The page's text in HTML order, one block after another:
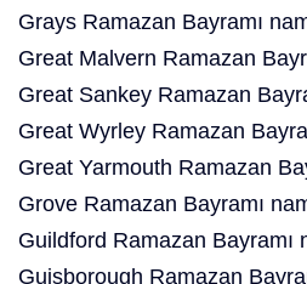
Grays Ramazan Bayramı
Great Malvern Ramazan
Great Sankey Ramazan
Great Wyrley Ramazan
Great Yarmouth Ramazan
Grove Ramazan Bayramı
Guildford Ramazan Bayramı
Guisborough Ramazan